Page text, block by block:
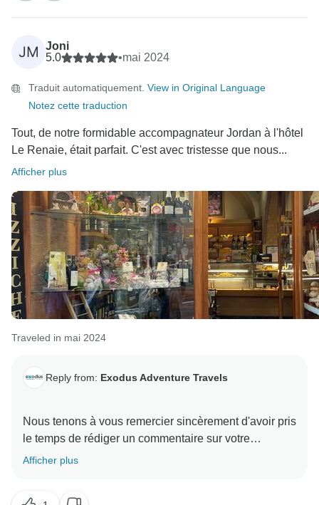
JM
Joni
5.0
•mai 2024
Traduit automatiquement. View in Original Language
Notez cette traduction
Tout, de notre formidable accompagnateur Jordan à l'hôtel
Le Renaie, était parfait. C'est avec tristesse que nous...
Afficher plus
Traveled in mai 2024
Reply from: Exodus Adventure Travels
Nous tenons à vous remercier sincèrement d'avoir pris
le temps de rédiger un commentaire sur votre
expérience lors de notre circuit "Promenades en
Afficher plus